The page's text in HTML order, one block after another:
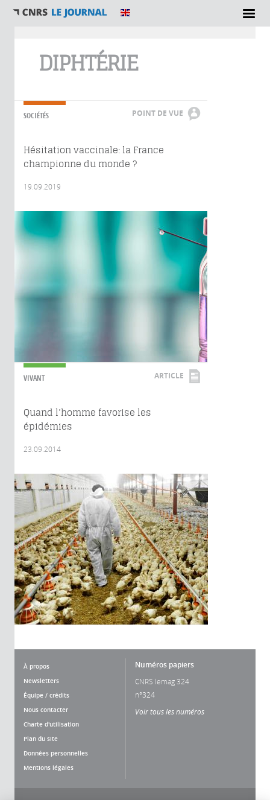
DIPHTÉRIE
SOCIÉTÉS POINT DE VUE
Hésitation vaccinale: la France
championne du monde ?
19.09.2019
VIVANT ARTICLE
Quand l’homme favorise les
épidémies
23.09.2014
À propos
Newsletters
Équipe / crédits
Nous contacter
Charte d'utilisation
Plan du site
Données personnelles
Mentions légales
Numéros papiers
CNRS lemag 324
n°324
Voir tous les numéros